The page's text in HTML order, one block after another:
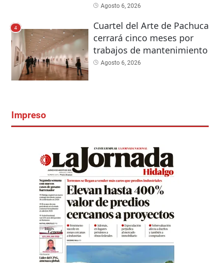
Agosto 6, 2026
4
Cuartel del Arte de Pachuca
cerrará cinco meses por
trabajos de mantenimiento
Agosto 6, 2026
Impreso